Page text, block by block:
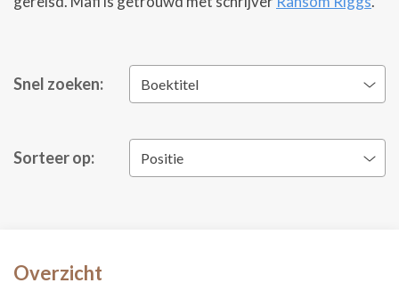
Snel zoeken: Boektitel
Sorteer op: Positie
Overzicht